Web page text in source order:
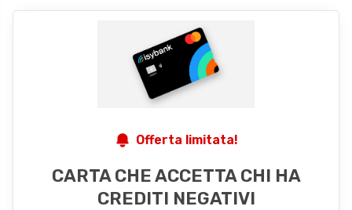
Offerta limitata!
CARTA CHE ACCETTA CHI HA
CREDITI NEGATIVI